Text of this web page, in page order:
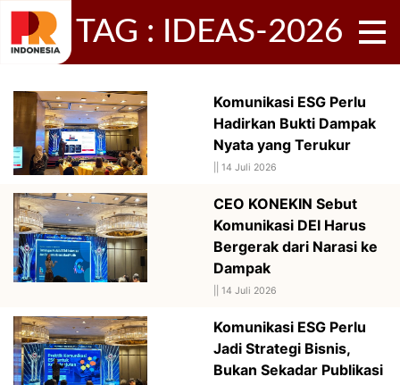
TAG : IDEAS-2026
Komunikasi ESG Perlu
Hadirkan Bukti Dampak
Nyata yang Terukur
14 Juli 2026
CEO KONEKIN Sebut
Komunikasi DEI Harus
Bergerak dari Narasi ke
Dampak
14 Juli 2026
Komunikasi ESG Perlu
Jadi Strategi Bisnis,
Bukan Sekadar Publikasi